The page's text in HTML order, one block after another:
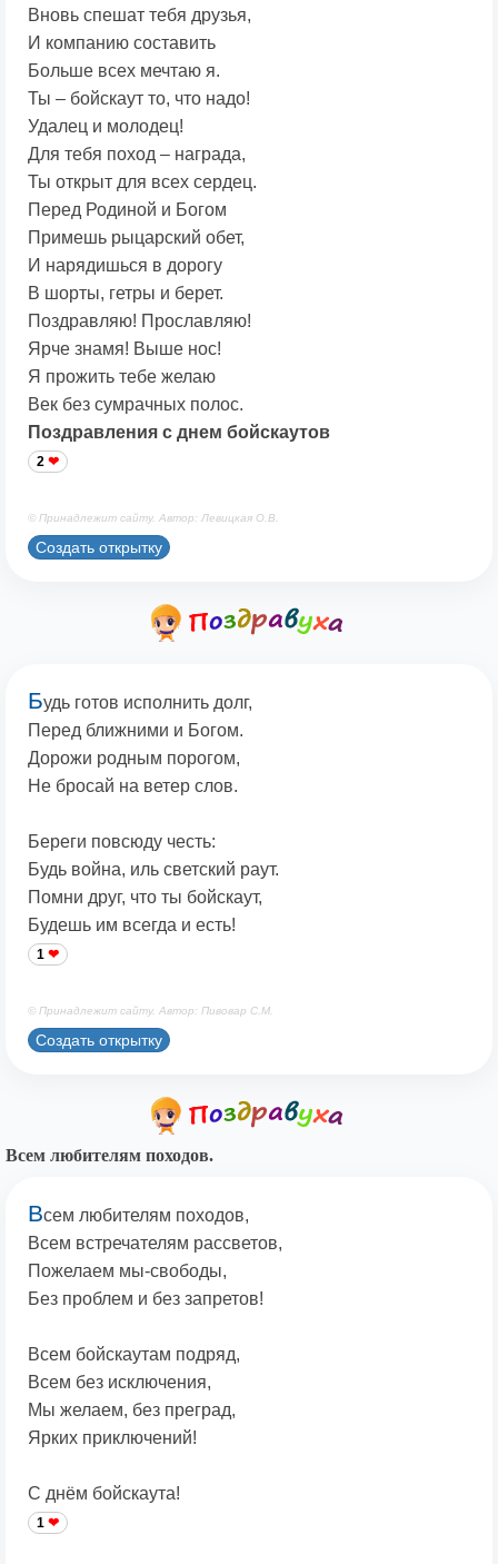
Вновь спешат тебя друзья,
И компанию составить
Больше всех мечтаю я.
Ты – бойскаут то, что надо!
Удалец и молодец!
Для тебя поход – награда,
Ты открыт для всех сердец.
Перед Родиной и Богом
Примешь рыцарский обет,
И нарядишься в дорогу
В шорты, гетры и берет.
Поздравляю! Прославляю!
Ярче знамя! Выше нос!
Я прожить тебе желаю
Век без сумрачных полос.
Поздравления с днем бойскаутов
2
© Принадлежит сайту. Автор: Левицкая О.В.
Создать открытку
Будь готов исполнить долг,
Перед ближними и Богом.
Дорожи родным порогом,
Не бросай на ветер слов.
Береги повсюду честь:
Будь война, иль светский раут.
Помни друг, что ты бойскаут,
Будешь им всегда и есть!
1
© Принадлежит сайту. Автор: Пивовар С.М.
Создать открытку
Всем любителям походов.
Всем любителям походов,
Всем встречателям рассветов,
Пожелаем мы-свободы,
Без проблем и без запретов!
Всем бойскаутам подряд,
Всем без исключения,
Мы желаем, без преград,
Ярких приключений!
С днём бойскаута!
1